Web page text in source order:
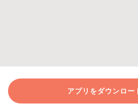
アプリをダウンロー